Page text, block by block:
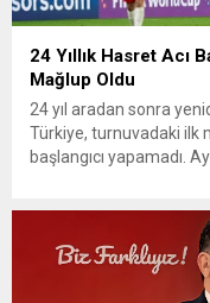
24 Yıllık Hasret Acı
Mağlup Oldu
24 yıl aradan sonra
Türkiye, turnuvadaki ilk
başlangıcı yapamadı.
itibaren iki takım da
özellikle hızlı